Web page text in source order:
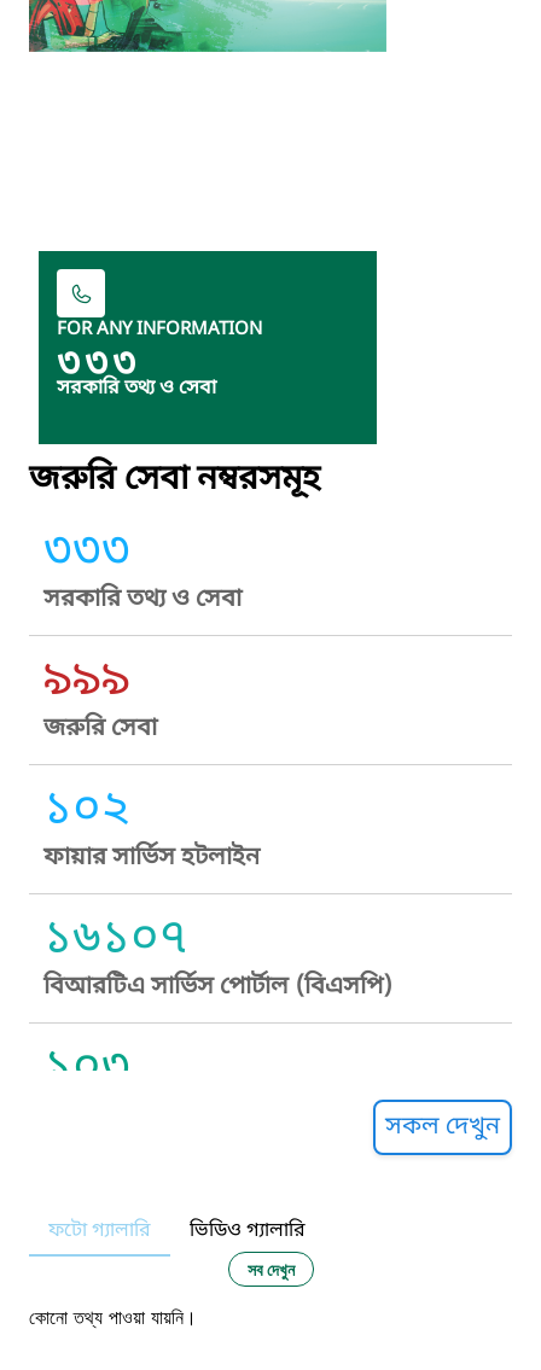
FOR ANY INFORMATION
৩৩৩
সরকারি তথ্য ও সেবা
জরুরি সেবা নম্বরসমূহ
৩৩৩
সরকারি তথ্য ও সেবা
৯৯৯
জরুরি সেবা
১০২
ফায়ার সার্ভিস হটলাইন
১৬১০৭
বিআরটিএ সার্ভিস পোর্টাল (বিএসপি)
১০৩
নারী ও শিশু নির্যাতন প্রতিরোধ
১০৬
সকল দেখুন
ফটো গ্যালারি ভিডিও গ্যালারি
সব দেখুন
কোনো তথ্য পাওয়া যায়নি।